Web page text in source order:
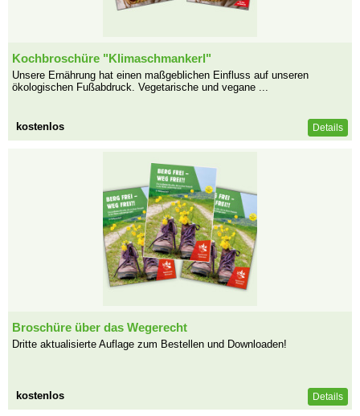
Kochbroschüre "Klimaschmankerl"
Unsere Ernährung hat einen maßgeblichen Einfluss auf unseren
ökologischen Fußabdruck. Vegetarische und vegane ...
kostenlos Details
Broschüre über das Wegerecht
Dritte aktualisierte Auflage zum Bestellen und Downloaden!
kostenlos Details